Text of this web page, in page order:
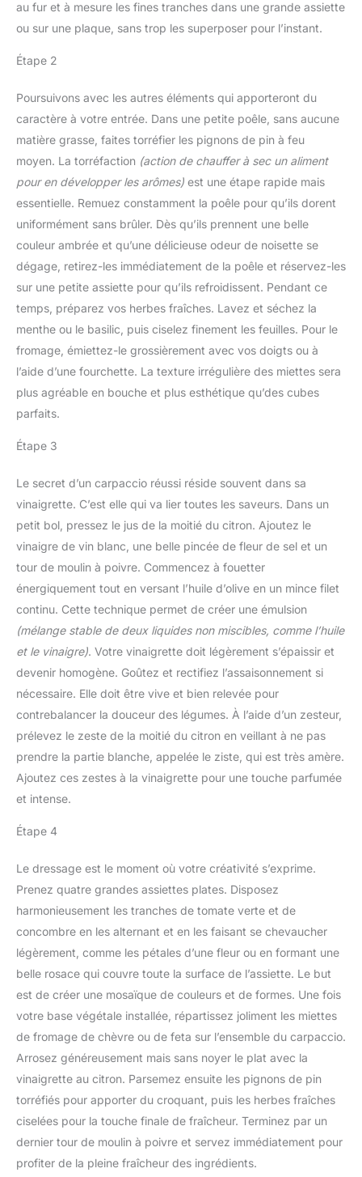
au fur et à mesure les fines tranches dans une grande assiette
ou sur une plaque, sans trop les superposer pour l’instant.
Étape 2
Poursuivons avec les autres éléments qui apporteront du
caractère à votre entrée. Dans une petite poêle, sans aucune
matière grasse, faites torréfier les pignons de pin à feu
moyen. La torréfaction (action de chauffer à sec un aliment
pour en développer les arômes) est une étape rapide mais
essentielle. Remuez constamment la poêle pour qu’ils dorent
uniformément sans brûler. Dès qu’ils prennent une belle
couleur ambrée et qu’une délicieuse odeur de noisette se
dégage, retirez-les immédiatement de la poêle et réservez-les
sur une petite assiette pour qu’ils refroidissent. Pendant ce
temps, préparez vos herbes fraîches. Lavez et séchez la
menthe ou le basilic, puis ciselez finement les feuilles. Pour le
fromage, émiettez-le grossièrement avec vos doigts ou à
l’aide d’une fourchette. La texture irrégulière des miettes sera
plus agréable en bouche et plus esthétique qu’des cubes
parfaits.
Étape 3
Le secret d’un carpaccio réussi réside souvent dans sa
vinaigrette. C’est elle qui va lier toutes les saveurs. Dans un
petit bol, pressez le jus de la moitié du citron. Ajoutez le
vinaigre de vin blanc, une belle pincée de fleur de sel et un
tour de moulin à poivre. Commencez à fouetter
énergiquement tout en versant l’huile d’olive en un mince filet
continu. Cette technique permet de créer une émulsion
(mélange stable de deux liquides non miscibles, comme l’huile
et le vinaigre). Votre vinaigrette doit légèrement s’épaissir et
devenir homogène. Goûtez et rectifiez l’assaisonnement si
nécessaire. Elle doit être vive et bien relevée pour
contrebalancer la douceur des légumes. À l’aide d’un zesteur,
prélevez le zeste de la moitié du citron en veillant à ne pas
prendre la partie blanche, appelée le ziste, qui est très amère.
Ajoutez ces zestes à la vinaigrette pour une touche parfumée
et intense.
Étape 4
Le dressage est le moment où votre créativité s’exprime.
Prenez quatre grandes assiettes plates. Disposez
harmonieusement les tranches de tomate verte et de
concombre en les alternant et en les faisant se chevaucher
légèrement, comme les pétales d’une fleur ou en formant une
belle rosace qui couvre toute la surface de l’assiette. Le but
est de créer une mosaïque de couleurs et de formes. Une fois
votre base végétale installée, répartissez joliment les miettes
de fromage de chèvre ou de feta sur l’ensemble du carpaccio.
Arrosez généreusement mais sans noyer le plat avec la
vinaigrette au citron. Parsemez ensuite les pignons de pin
torréfiés pour apporter du croquant, puis les herbes fraîches
ciselées pour la touche finale de fraîcheur. Terminez par un
dernier tour de moulin à poivre et servez immédiatement pour
profiter de la pleine fraîcheur des ingrédients.